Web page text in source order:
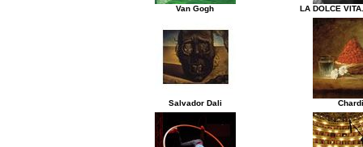
Van Gogh LA DOLCE
Salvador Dali